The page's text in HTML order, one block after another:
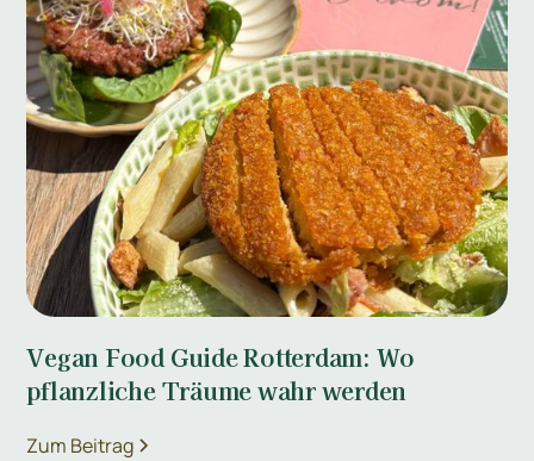
Vegan Food Guide Rotterdam: Wo
pflanzliche Träume wahr werden
Zum Beitrag